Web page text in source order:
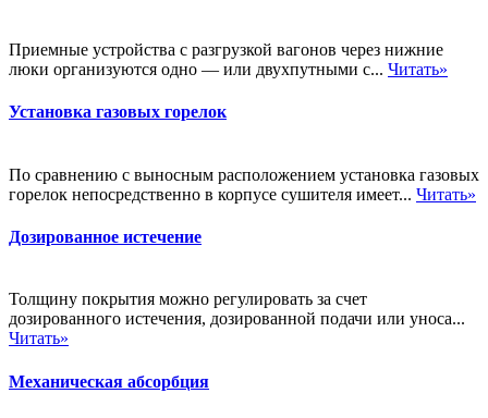
Приемные устройства с разгрузкой вагонов через нижние
люки организуются одно — или двухпутными с... Читать»
Установка газовых горелок
По сравнению с выносным расположением установка газовых
горелок непосредственно в корпусе сушителя имеет... Читать»
Дозированное истечение
Толщину покрытия можно регулировать за счет
дозированного истечения, дозированной подачи или уноса...
Читать»
Механическая абсорбция